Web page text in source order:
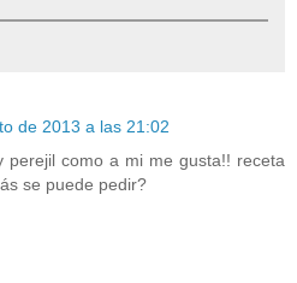
de 2013 a las 21:02
perejil como a mi me gusta!! receta
se puede pedir?